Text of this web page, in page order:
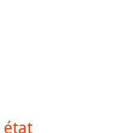
état